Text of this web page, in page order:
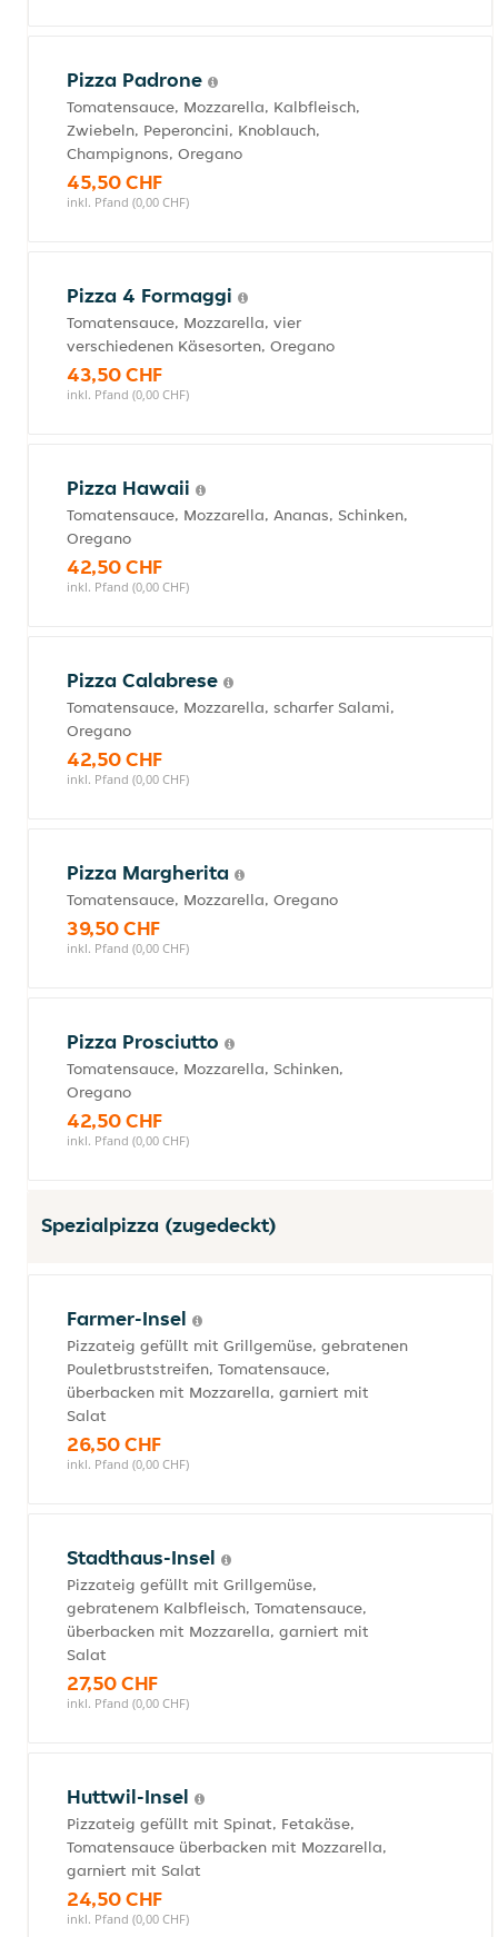
Pizza Padrone
Tomatensauce, Mozzarella, Kalbfleisch,
Zwiebeln, Peperoncini, Knoblauch,
Champignons, Oregano
45,50 CHF
inkl. Pfand (0,00 CHF)
Pizza 4 Formaggi
Tomatensauce, Mozzarella, vier
verschiedenen Käsesorten, Oregano
43,50 CHF
inkl. Pfand (0,00 CHF)
Pizza Hawaii
Tomatensauce, Mozzarella, Ananas, Schinken,
Oregano
42,50 CHF
inkl. Pfand (0,00 CHF)
Pizza Calabrese
Tomatensauce, Mozzarella, scharfer Salami,
Oregano
42,50 CHF
inkl. Pfand (0,00 CHF)
Pizza Margherita
Tomatensauce, Mozzarella, Oregano
39,50 CHF
inkl. Pfand (0,00 CHF)
Pizza Prosciutto
Tomatensauce, Mozzarella, Schinken,
Oregano
42,50 CHF
inkl. Pfand (0,00 CHF)
Spezialpizza (zugedeckt)
Farmer-Insel
Pizzateig gefüllt mit Grillgemüse, gebratenen
Pouletbruststreifen, Tomatensauce,
überbacken mit Mozzarella, garniert mit
Salat
26,50 CHF
inkl. Pfand (0,00 CHF)
Stadthaus-Insel
Pizzateig gefüllt mit Grillgemüse,
gebratenem Kalbfleisch, Tomatensauce,
überbacken mit Mozzarella, garniert mit
Salat
27,50 CHF
inkl. Pfand (0,00 CHF)
Huttwil-Insel
Pizzateig gefüllt mit Spinat, Fetakäse,
Tomatensauce überbacken mit Mozzarella,
garniert mit Salat
24,50 CHF
inkl. Pfand (0,00 CHF)